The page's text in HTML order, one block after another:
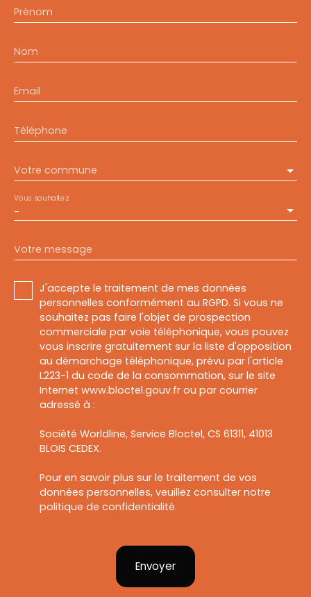
Prénom
Nom
Email
Téléphone
Votre commune
-
Vous souhaitez
Votre message
J'accepte le traitement de mes données
personnelles conformément au RGPD. Si vous ne
souhaitez pas faire l'objet de prospection
commerciale par voie téléphonique, vous pouvez
vous inscrire gratuitement sur la liste d'opposition
au démarchage téléphonique, prévu par l'article
L223-1 du code de la consommation, sur le site
Internet www.bloctel.gouv.fr ou par courrier
adressé à :
Société Worldline, Service Bloctel, CS 61311, 41013
BLOIS CEDEX.
Pour en savoir plus sur le traitement de vos
données personnelles, veuillez consulter notre
politique de confidentialité.
Envoyer